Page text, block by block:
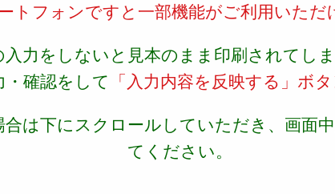
トフォンですと一部機能がご利用いただ
入力をしないと見本のまま印刷されてしま
確認をして
「入力内容を反映する」ボ
は下にスクロールしていただき、画面
てください。